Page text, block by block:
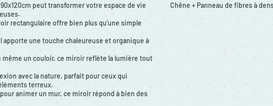
peut transformer votre espace de vie
rectangulaire offre bien plus qu'une simple
une touche chaleureuse et organique à
même un couloir, ce miroir reflète la lumière tout
avec la nature, parfait pour ceux qui
terreux.
animer un mur, ce miroir répond à bien des
Chêne + Panneau de fibres à